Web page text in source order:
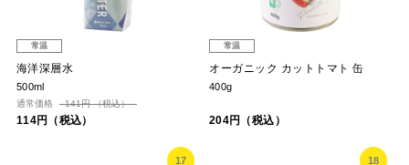
常温
海洋深層水
500ml
通常価格 141円 （税込）
114円（税込）
常温
オーガニック カットトマト 缶
400g
204円（税込）
17 18